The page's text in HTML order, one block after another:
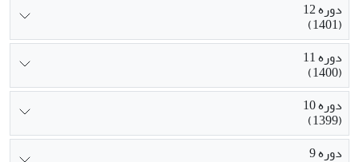
دوره 12
(1401)
دوره 11
(1400)
دوره 10
(1399)
دوره 9